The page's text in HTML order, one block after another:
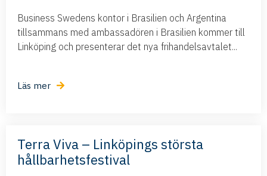
Business Swedens kontor i Brasilien och Argentina
tillsammans med ambassadören i Brasilien kommer till
Linköping och presenterar det nya frihandelsavtalet...
Läs mer
Terra Viva – Linköpings största
hållbarhetsfestival